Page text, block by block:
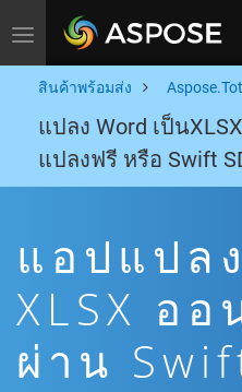
Toggle navigation
สินค้าพร้อมส่ง
แปลง Word เป็น
แปลงฟรี หรือ Swift
แอปแปล
XLSX อ
ผ่าน